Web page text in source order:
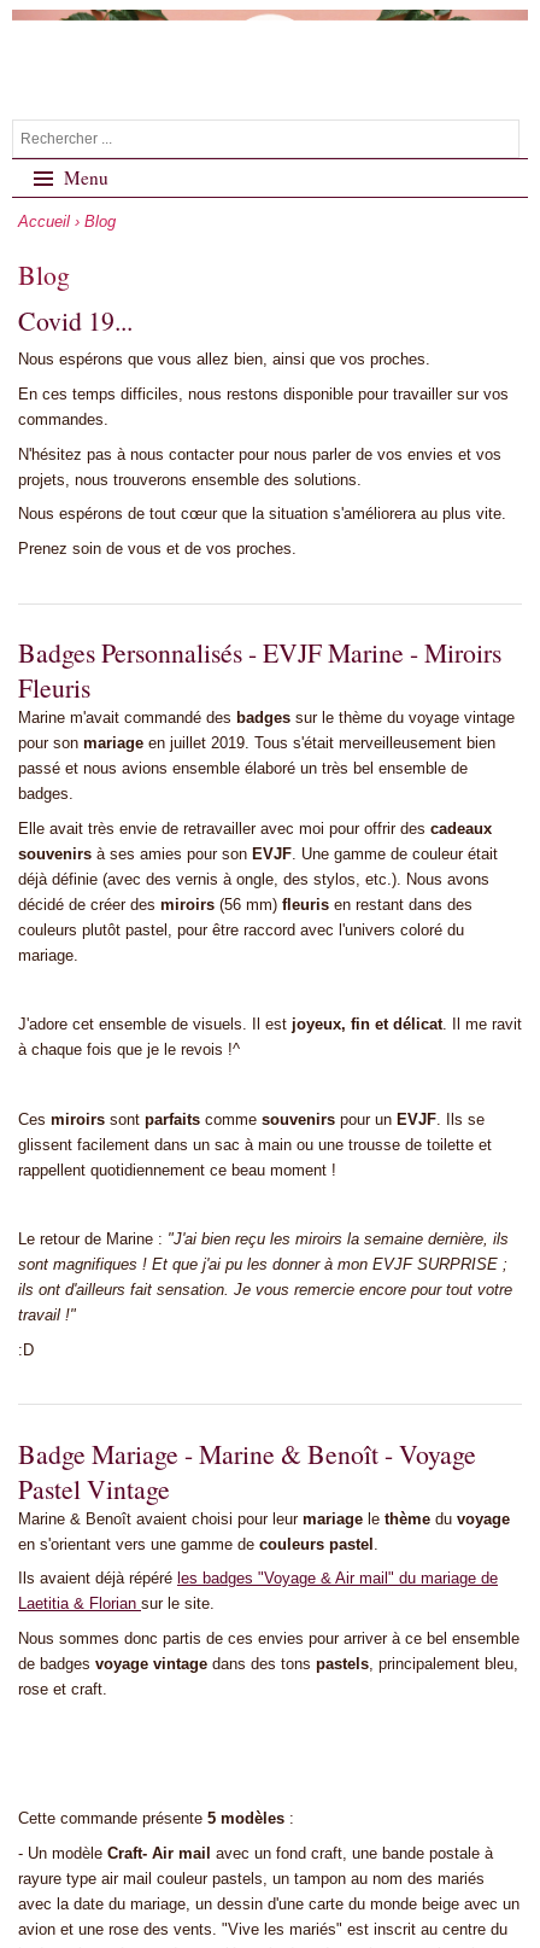
Menu
Accueil › Blog
Blog
Covid 19...
Nous espérons que vous allez bien, ainsi que vos proches.
En ces temps difficiles, nous restons disponible pour travailler sur vos
commandes.
N'hésitez pas à nous contacter pour nous parler de vos envies et vos
projets, nous trouverons ensemble des solutions.
Nous espérons de tout cœur que la situation s'améliorera au plus vite.
Prenez soin de vous et de vos proches.
Badges Personnalisés - EVJF Marine - Miroirs
Fleuris
Marine m'avait commandé des badges sur le thème du voyage vintage
pour son mariage en juillet 2019. Tous s'était merveilleusement bien
passé et nous avions ensemble élaboré un très bel ensemble de
badges.
Elle avait très envie de retravailler avec moi pour offrir des cadeaux
souvenirs à ses amies pour son EVJF . Une gamme de couleur était
déjà définie (avec des vernis à ongle, des stylos, etc.). Nous avons
décidé de créer des miroirs (56 mm) fleuris en restant dans des
couleurs plutôt pastel, pour être raccord avec l'univers coloré du
mariage.
J'adore cet ensemble de visuels. Il est joyeux, fin et délicat. Il me ravit
à chaque fois que je le revois !^
Ces miroirs sont parfaits comme souvenirs pour un EVJF . Ils se
glissent facilement dans un sac à main ou une trousse de toilette et
rappellent quotidiennement ce beau moment !
Le retour de Marine : "J'ai bien reçu les miroirs la semaine dernière, ils
sont magnifiques ! Et que j'ai pu les donner à mon EVJF SURPRISE ;
ils ont d'ailleurs fait sensation. Je vous remercie encore pour tout votre
travail !"
:D
Badge Mariage - Marine & Benoît - Voyage
Pastel Vintage
Marine & Benoît avaient choisi pour leur mariage le thème du voyage
en s'orientant vers une gamme de couleurs pastel
Ils avaient déjà répéré les badges "Voyage & Air mail" du mariage de
Laetitia & Florian sur le site.
Nous sommes donc partis de ces envies pour arriver à ce bel ensemble
de badges voyage vintage dans des tons pastels, principalement bleu,
rose et craft.
Cette commande présente 5 modèles :
- Un modèle Craft- Air mail avec un fond craft, une bande postale à
rayure type air mail couleur pastels, un tampon au nom des mariés
avec la date du mariage, un dessin d'une carte du monde beige avec un
avion et une rose des vents. "Vive les mariés" est inscrit au centre du